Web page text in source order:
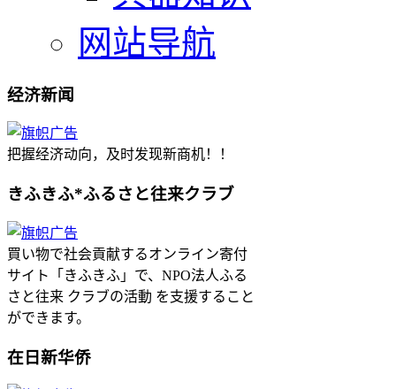
网站导航
经济新闻
把握经济动向，及时发现新商机！！
きふきふ*ふるさと往来クラブ
買い物で社会貢献するオンライン寄付
サイト「きふきふ」で、NPO法人ふる
さと往来 クラブの活動 を支援すること
ができます。
在日新华侨